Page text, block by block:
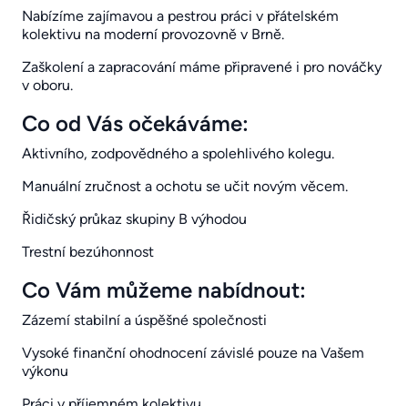
Nabízíme zajímavou a pestrou práci v přátelském
kolektivu na moderní provozovně v Brně.
Zaškolení a zapracování máme připravené i pro nováčky
v oboru.
Co od Vás očekáváme:
Aktivního, zodpovědného a spolehlivého kolegu.
Manuální zručnost a ochotu se učit novým věcem.
Řidičský průkaz skupiny B výhodou
Trestní bezúhonnost
Co Vám můžeme nabídnout:
Zázemí stabilní a úspěšné společnosti
Vysoké finanční ohodnocení závislé pouze na Vašem
výkonu